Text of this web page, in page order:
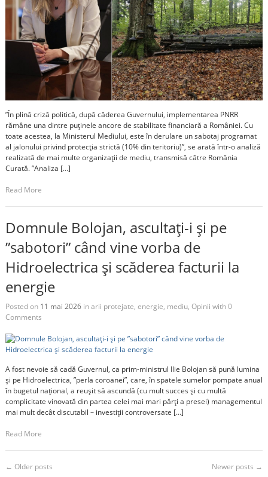
”În plină criză politică, după căderea Guvernului, implementarea PNRR
rămâne una dintre puținele ancore de stabilitate financiară a României. Cu
toate acestea, la Ministerul Mediului, este în derulare un sabotaj programat
al jalonului privind protecția strictă (10% din teritoriu)”, se arată într-o analiză
realizată de mai multe organizații de mediu, transmisă către România
Curată. ”Analiza […]
Read More
Domnule Bolojan, ascultați-i și pe
”sabotori” când vine vorba de
Hidroelectrica și scăderea facturii la
energie
Posted on 11 mai 2026inarii protejate, energie, mediu, Opinii with0
Comments
A fost nevoie să cadă Guvernul, ca prim-ministrul Ilie Bolojan să pună lumina
și pe Hidroelectrica, ”perla coroanei”, care, în spatele sumelor pompate anual
în bugetul național, a reușit să ascundă (cu mult succes și cu multă
complicitate vinovată din partea celei mai mari părți a presei) managementul
mai mult decât discutabil – investiții controversate […]
Read More
← Older posts Newer posts →